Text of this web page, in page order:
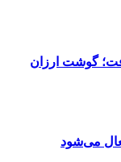
کاهش یافت؛ گوشت ارزان
می‌شود